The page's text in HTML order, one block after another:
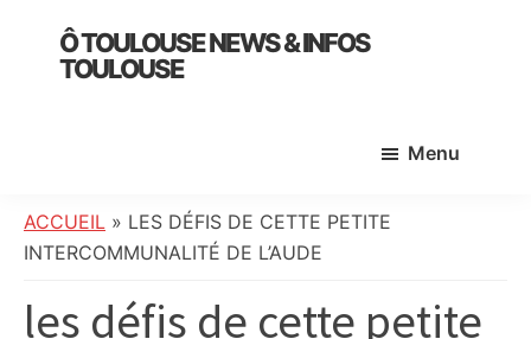
primary
Ô TOULOUSE NEWS & INFOS
TOULOUSE
:
info
société,
Menu
ACCUEIL » LES DÉFIS DE CETTE PETITE
INTERCOMMUNALITÉ DE L’AUDE
les défis de cette petite